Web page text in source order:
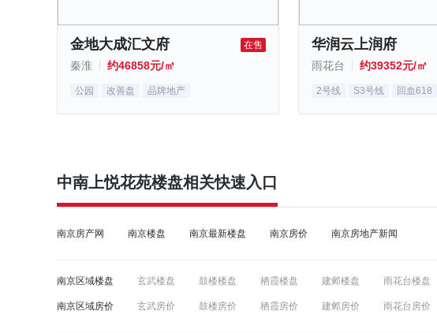
金地大成汇文府 在售
秦淮 约46858元/㎡
公园 改善盘
品牌地产
华润云上润府
雨花台 约39352元/㎡
2号线 S3号线 回血618
中南上悦花苑楼盘相关快速入口
南京房产网 南京楼盘 南京最新楼盘 南京房价 南京房地产新闻
南京区域楼盘 玄武楼盘 鼓楼楼盘 栖霞楼盘 建邺楼盘 雨花台楼盘
南京区域房价 玄武房价 鼓楼房价 栖霞房价 建邺房价 雨花台房价